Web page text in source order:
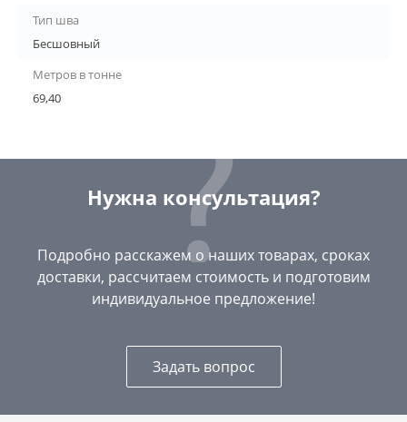
Тип шва
Бесшовный
Метров в тонне
69,40
Нужна консультация?
Подробно расскажем о наших товарах, сроках
доставки, рассчитаем стоимость и подготовим
индивидуальное предложение!
Задать вопрос